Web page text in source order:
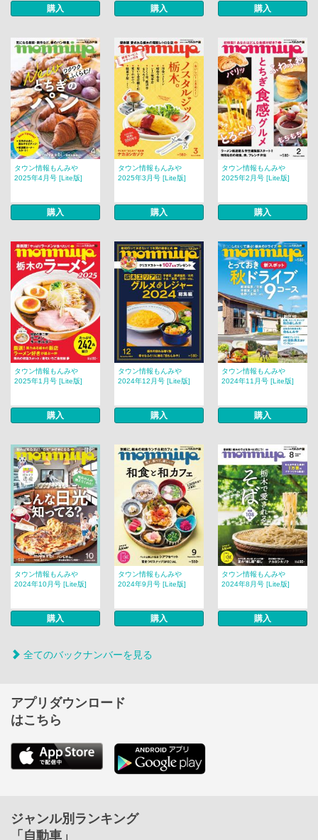
購入 購入 購入
タウン情報もんみや
2025年4月号 [Lite版]
購入
タウン情報もんみや
2025年3月号 [Lite版]
購入
タウン情報もんみや
2025年2月号 [Lite版]
購入
タウン情報もんみや
2025年1月号 [Lite版]
購入
タウン情報もんみや
2024年12月号 [Lite版]
購入
タウン情報もんみや
2024年11月号 [Lite版]
購入
タウン情報もんみや
2024年10月号 [Lite版]
購入
タウン情報もんみや
2024年9月号 [Lite版]
購入
タウン情報もんみや
2024年8月号 [Lite版]
購入
全てのバックナンバーを見る
アプリダウンロード
はこちら
ジャンル別ランキング
「自動車」